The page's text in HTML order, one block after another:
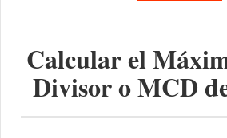
Calcular el
Divisor o MCD